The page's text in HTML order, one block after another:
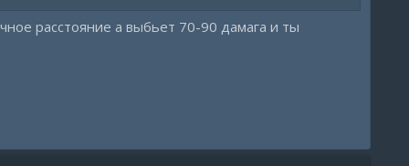
расстояние а выбьет 70-90 дамага и ты